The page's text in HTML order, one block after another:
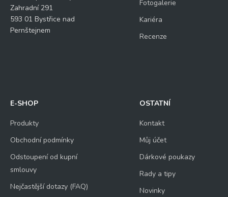
Zahradní 291
593 01 Bystřice nad
Pernštejnem
Fotogalerie
Kariéra
Recenze
E-SHOP
Produkty
Obchodní podmínky
Odstoupení od kupní
smlouvy
Nejčastější dotazy (FAQ)
OSTATNÍ
Kontakt
Můj účet
Dárkové poukazy
Rady a tipy
Novinky